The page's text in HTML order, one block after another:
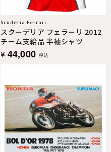
Scuderia Ferrari
スクーデリア フェラーリ 2012
チーム支給品 半袖シャツ
¥ 44,000 税込